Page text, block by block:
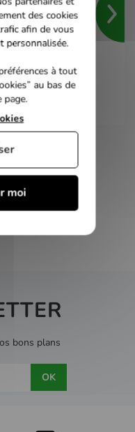
bons plans
OK
des cookies
afin de vous
personnalisée.
à tout
au bas de
page.
moi